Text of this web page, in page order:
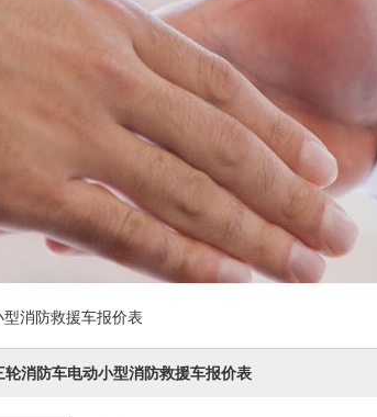
消防救援车报价表
消防车电动小型消防救援车报价表